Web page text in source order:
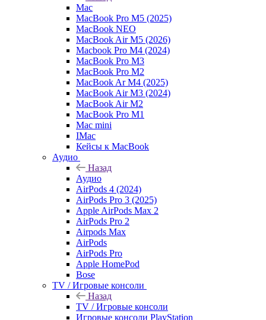
Mac
MacBook Pro M5 (2025)
MacBook NEO
MacBook Air M5 (2026)
Macbook Pro M4 (2024)
MacBook Pro M3
MacBook Pro M2
MacBook Ar M4 (2025)
MacBook Air M3 (2024)
MacBook Air M2
MacBook Pro M1
Mac mini
IMac
Кейсы к MacBook
Аудио
Назад
Аудио
AirPods 4 (2024)
AirPods Pro 3 (2025)
Apple AirPods Max 2
AirPods Pro 2
Airpods Max
AirPods
AirPods Pro
Apple HomePod
Bose
TV / Игровые консоли
Назад
TV / Игровые консоли
Игровые консоли PlayStation